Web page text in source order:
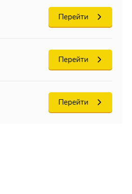
Перейти
Перейти
Перейти